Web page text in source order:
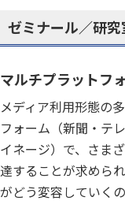
ゼミナール／研
マルチプラットフ
メディア利用形態の
フォーム（新聞・テ
イネージ）で、さま
達することが求めら
がどう変容していく